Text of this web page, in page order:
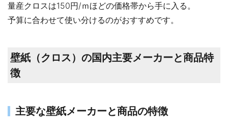
量産クロスは150円/ｍほどの価格帯から手に入る。
予算に合わせて使い分けるのがおすすめです。
壁紙（クロス）の国内主要メーカーと商品特
徴
主要な壁紙メーカーと商品の特徴